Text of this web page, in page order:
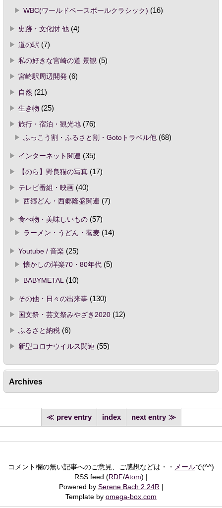
WBC(ワールドベースボールクラシック) (16)
史跡・文化財 他(4)
道の駅 (7)
私の好きな宮崎の道 景観 (5)
宮崎駅周辺開発(6)
自然 (21)
生き物 (25)
旅行・宿泊・観光地(76)
ふっこう割・ふるさと割・Gotoトラベル他(68)
インターネット関連 (35)
【のら】野良猫の写真(17)
テレビ番組・映画(40)
西郷どん・西郷隆盛関連 (7)
食べ物・美味しいもの(57)
ラーメン・うどん・蕎麦(14)
Youtube / 音楽 (25)
懐かしの洋楽70・80年代(5)
BABYMETAL
(10)
その他・日々の出来事(130)
国文祭・芸文祭みやざき2020(12)
ふるさと納税(6)
新型コロナウイルス関連 (55)
Archives
prev entry index next entry
コメント欄の無い記事へのご意見、ご感想などは・・ メールで(^^)
RSS feed (RDF/Atom)
Powered by Serene Bach 2.24R
Template by omega-box.com